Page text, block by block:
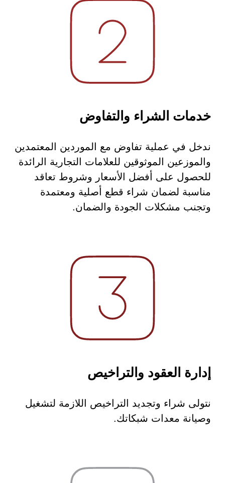
خدمات الشراء والتفاوض
ندخل في عملية تفاوض مع الموردين المعتمدين
والموزعين الموثوقين للعلامات التجارية الرائدة
للحصول على أفضل الأسعار وشروط تعاقد
مناسبة لضمان شراء قطع أصلية ومعتمدة
وتجنب مشكلات الجودة والضمان.
إدارة العقود والتراخيص
نتولى شراء وتجديد التراخيص اللازمة لتشغيل
وصيانة معدات شبكاتك.